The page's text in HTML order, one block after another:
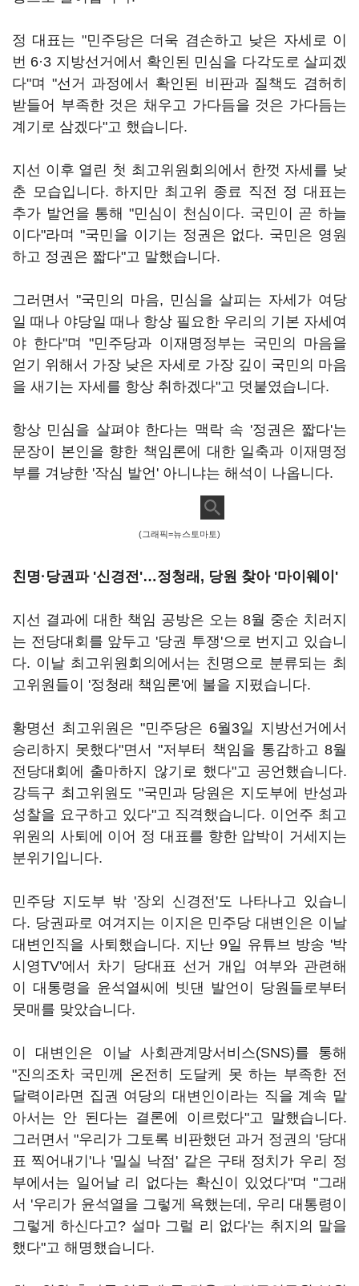
정 대표는 "민주당은 더욱 겸손하고 낮은 자세로 이
번 6·3 지방선거에서 확인된 민심을 다각도로 살피겠
다"며 "선거 과정에서 확인된 비판과 질책도 겸허히
받들어 부족한 것은 채우고 가다듬을 것은 가다듬는
계기로 삼겠다"고 했습니다.
지선 이후 열린 첫 최고위원회의에서 한껏 자세를 낮
춘 모습입니다. 하지만 최고위 종료 직전 정 대표는
추가 발언을 통해 "민심이 천심이다. 국민이 곧 하늘
이다"라며 "국민을 이기는 정권은 없다. 국민은 영원
하고 정권은 짧다"고 말했습니다.
그러면서 "국민의 마음, 민심을 살피는 자세가 여당
일 때나 야당일 때나 항상 필요한 우리의 기본 자세여
야 한다"며 "민주당과 이재명정부는 국민의 마음을
얻기 위해서 가장 낮은 자세로 가장 깊이 국민의 마음
을 새기는 자세를 항상 취하겠다"고 덧붙였습니다.
항상 민심을 살펴야 한다는 맥락 속 '정권은 짧다'는
문장이 본인을 향한 책임론에 대한 일축과 이재명정
부를 겨냥한 '작심 발언' 아니냐는 해석이 나옵니다.
(그래픽=뉴스토마토)
친명·당권파 '신경전'…정청래, 당원 찾아 '마이웨이'
지선 결과에 대한 책임 공방은 오는 8월 중순 치러지
는 전당대회를 앞두고 '당권 투쟁'으로 번지고 있습니
다. 이날 최고위원회의에서는 친명으로 분류되는 최
고위원들이 '정청래 책임론'에 불을 지폈습니다.
황명선 최고위원은 "민주당은 6월3일 지방선거에서
승리하지 못했다"면서 "저부터 책임을 통감하고 8월
전당대회에 출마하지 않기로 했다"고 공언했습니다.
강득구 최고위원도 "국민과 당원은 지도부에 반성과
성찰을 요구하고 있다"고 직격했습니다. 이언주 최고
위원의 사퇴에 이어 정 대표를 향한 압박이 거세지는
분위기입니다.
민주당 지도부 밖 '장외 신경전'도 나타나고 있습니
다. 당권파로 여겨지는 이지은 민주당 대변인은 이날
대변인직을 사퇴했습니다. 지난 9일 유튜브 방송 '박
시영TV'에서 차기 당대표 선거 개입 여부와 관련해
이 대통령을 윤석열씨에 빗댄 발언이 당원들로부터
뭇매를 맞았습니다.
이 대변인은 이날 사회관계망서비스(SNS)를 통해
"진의조차 국민께 온전히 도달케 못 하는 부족한 전
달력이라면 집권 여당의 대변인이라는 직을 계속 맡
아서는 안 된다는 결론에 이르렀다"고 말했습니다.
그러면서 "우리가 그토록 비판했던 과거 정권의 '당대
표 찍어내기'나 '밀실 낙점' 같은 구태 정치가 우리 정
부에서는 일어날 리 없다는 확신이 있었다"며 "그래
서 '우리가 윤석열을 그렇게 욕했는데, 우리 대통령이
그렇게 하신다고? 설마 그럴 리 없다'는 취지의 말을
했다"고 해명했습니다.